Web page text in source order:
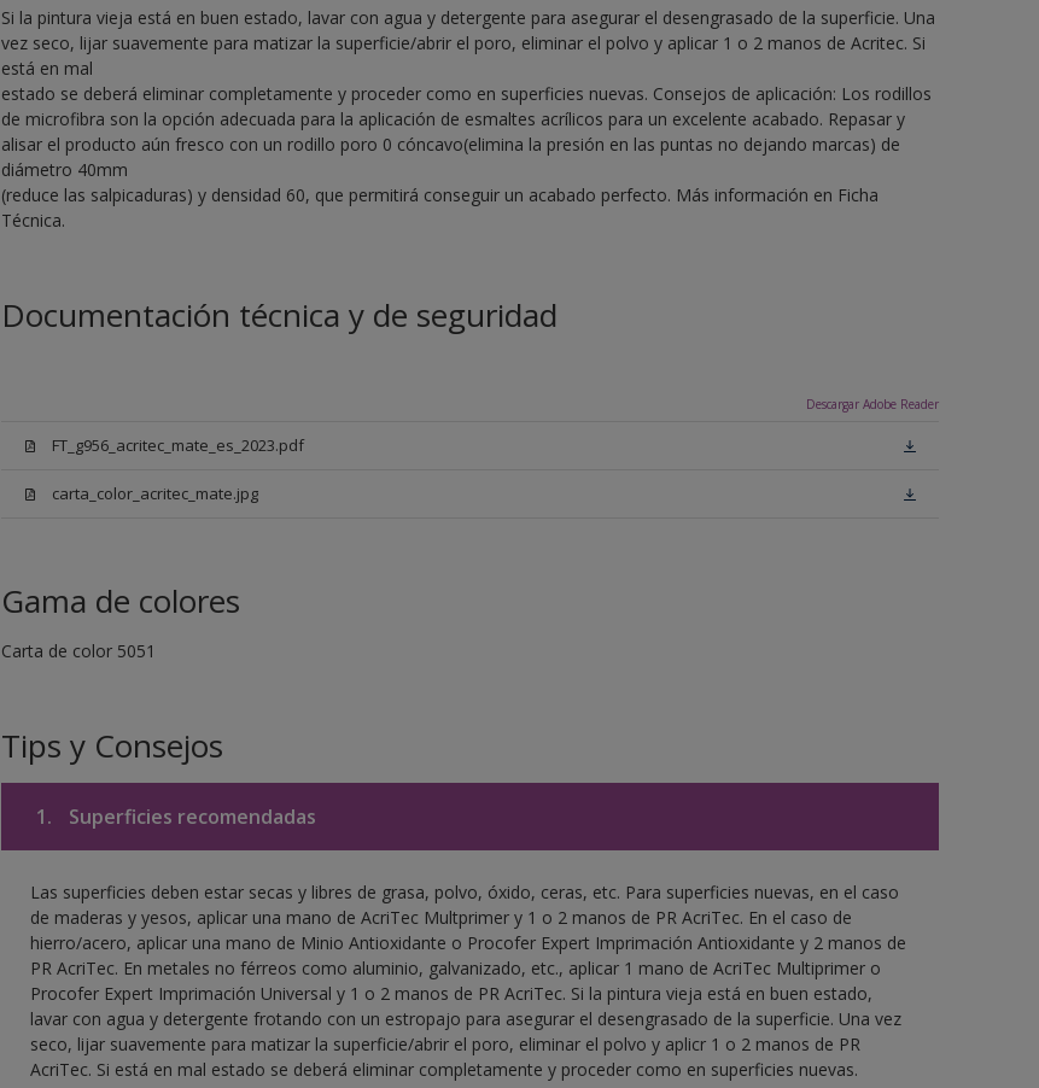
Si la pintura vieja está en buen estado, lavar con agua y detergente para asegurar el desengrasado de la superficie. Una
vez seco, lijar suavemente para matizar la superficie/abrir el poro, eliminar el polvo y aplicar 1 o 2 manos de Acritec. Si
está en mal
estado se deberá eliminar completamente y proceder como en superficies nuevas. Consejos de aplicación: Los rodillos
de microfibra son la opción adecuada para la aplicación de esmaltes acrílicos para un excelente acabado. Repasar y
alisar el producto aún fresco con un rodillo poro 0 cóncavo(elimina la presión en las puntas no dejando marcas) de
diámetro 40mm
(reduce las salpicaduras) y densidad 60, que permitirá conseguir un acabado perfecto. Más información en Ficha
Técnica.
Documentación técnica y de seguridad
Descargar Adobe Reader
FT_g956_acritec_mate_es_2023.pdf
carta_color_acritec_mate.jpg
Gama de colores
Carta de color 5051
Tips y Consejos
1. Superficies recomendadas
Las superficies deben estar secas y libres de grasa, polvo, óxido, ceras, etc. Para superficies nuevas, en el caso
de maderas y yesos, aplicar una mano de AcriTec Multprimer y 1 o 2 manos de PR AcriTec. En el caso de
hierro/acero, aplicar una mano de Minio Antioxidante o Procofer Expert Imprimación Antioxidante y 2 manos de
PR AcriTec. En metales no férreos como aluminio, galvanizado, etc., aplicar 1 mano de AcriTec Multiprimer o
Procofer Expert Imprimación Universal y 1 o 2 manos de PR AcriTec. Si la pintura vieja está en buen estado,
lavar con agua y detergente frotando con un estropajo para asegurar el desengrasado de la superficie. Una vez
seco, lijar suavemente para matizar la superficie/abrir el poro, eliminar el polvo y aplicr 1 o 2 manos de PR
AcriTec. Si está en mal estado se deberá eliminar completamente y proceder como en superficies nuevas.